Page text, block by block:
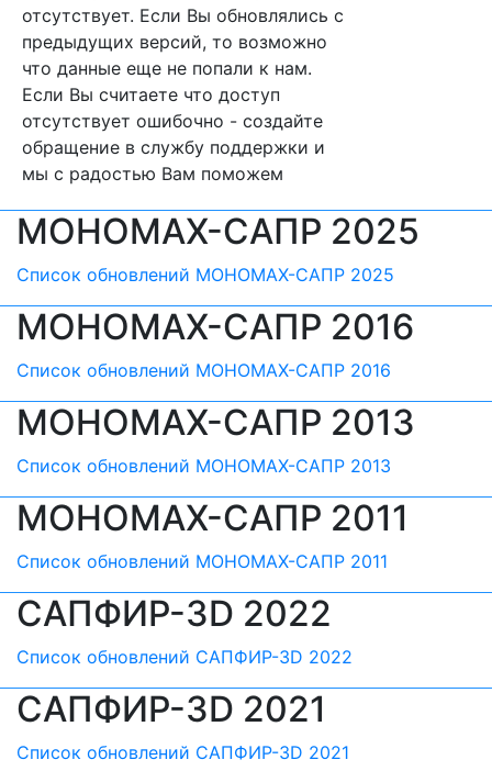
отсутствует. Если Вы обновлялись с
предыдущих версий, то возможно
что данные еще не попали к нам.
Если Вы считаете что доступ
отсутствует ошибочно - создайте
обращение в службу поддержки и
мы с радостью Вам поможем
МОНОМАХ-САПР 2025
Список обновлений МОНОМАХ-САПР 2025
МОНОМАХ-САПР 2016
Список обновлений МОНОМАХ-САПР 2016
МОНОМАХ-САПР 2013
Список обновлений МОНОМАХ-САПР 2013
МОНОМАХ-САПР 2011
Список обновлений МОНОМАХ-САПР 2011
САПФИР-3D 2022
Список обновлений САПФИР-3D 2022
САПФИР-3D 2021
Список обновлений САПФИР-3D 2021